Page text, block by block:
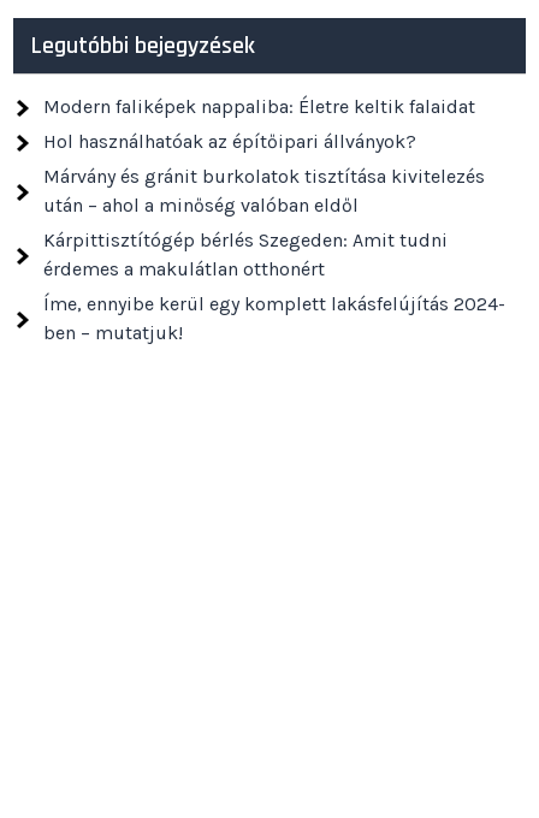
Legutóbbi bejegyzések
Modern faliképek nappaliba: Életre keltik falaidat
Hol használhatóak az építőipari állványok?
Márvány és gránit burkolatok tisztítása kivitelezés
után – ahol a minőség valóban eldől
Kárpittisztítógép bérlés Szegeden: Amit tudni
érdemes a makulátlan otthonért
Íme, ennyibe kerül egy komplett lakásfelújítás 2024-
ben – mutatjuk!